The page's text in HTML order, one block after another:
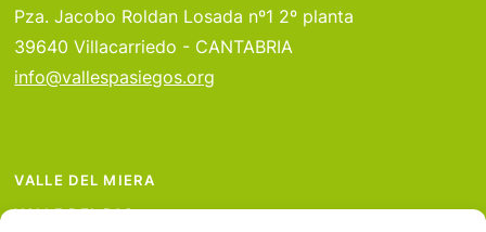
Pza. Jacobo Roldan Losada nº1 2º planta
39640 Villacarriedo - CANTABRIA
info@vallespasiegos.org
VALLE DEL MIERA
VALLE DEL PAS